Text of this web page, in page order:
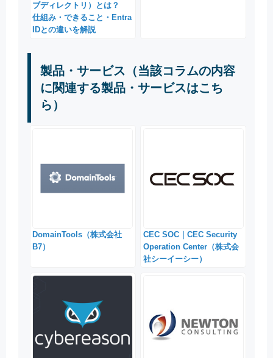
ブディレクトリ）とは？
仕組み・できること・Entra
IDとの違いを解説
製品・サービス（当該コラムの内容
に関連する製品・サービスはこち
ら）
DomainTools（株式会社
B7）
CEC SOC｜CEC Security
Operation Center（株式会
社シーイーシー）